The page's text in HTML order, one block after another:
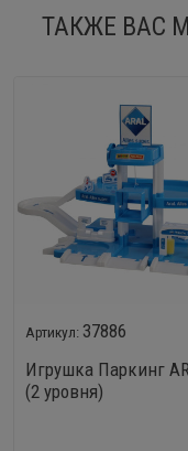
ТАКЖЕ ВАС
37886
Игрушка Паркинг
(2 уровня)